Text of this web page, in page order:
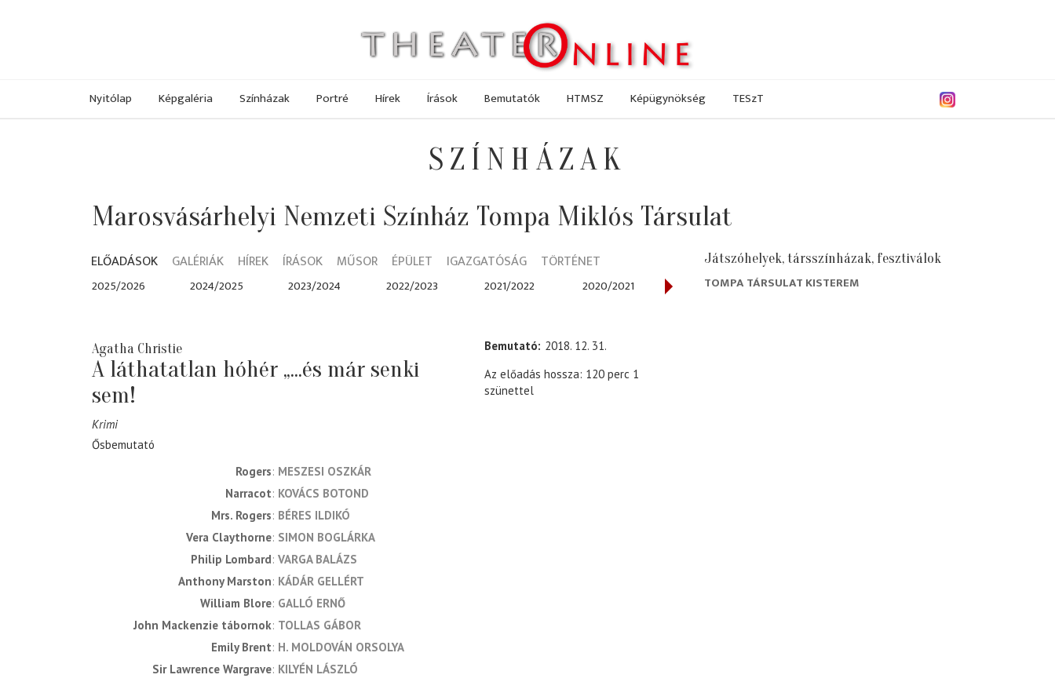
Nyitólap Képgaléria Színházak Portré Hírek Írások Bemutatók HTMSZ Képügynökség TESzT
SZÍNHÁZAK
Marosvásárhelyi Nemzeti Színház Tompa Miklós Társulat
ELŐADÁSOK GALÉRIÁK HÍREK ÍRÁSOK MŰSOR ÉPÜLET IGAZGATÓSÁG TÖRTÉNET
2025/2026 2024/2025 2023/2024 2022/2023 2021/2022 2020/2021 2019/2020 2018/2019
Agatha Christie
A láthatatlan hóhér „...és már senki
sem!
Krimi
Ősbemutató
Rogers MESZESI OSZKÁR
Narracot KOVÁCS BOTOND
Mrs. Rogers BÉRES ILDIKÓ
Vera Claythorne SIMON BOGLÁRKA
Philip Lombard VARGA BALÁZS
Anthony Marston KÁDÁR GELLÉRT
William Blore GALLÓ ERNŐ
John Mackenzie tábornok TOLLAS GÁBOR
Emily Brent H. MOLDOVÁN ORSOLYA
Sir Lawrence Wargrave KILYÉN LÁSZLÓ
Bemutató 2018. 12. 31.
Az előadás hossza: 120 perc 1
szünettel
Játszóhelyek, társszínházak, fesztiválok
TOMPA TÁRSULAT KISTEREM